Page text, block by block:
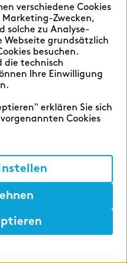
hast
direkt
Beginn der
ein:e
zu
als
school
am Herzen. Die
berufsbegleitende
darüber hinaus
Services-
school ist ein
verschiedene Cookies
Marketing-Zwecken,
solche zu Analyse-
Webseite grundsätzlich
besuchen.
die technisch
Ihre Einwilligung
erklären Sie sich
Cookies